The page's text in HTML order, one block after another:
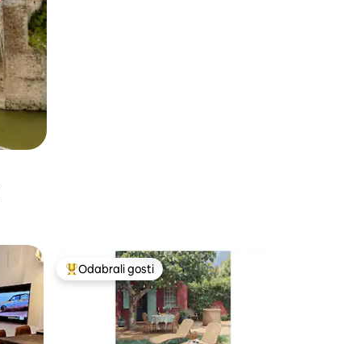
Među najviše rangiranima s oznakom „Odabrali gosti”
Odabrali gosti